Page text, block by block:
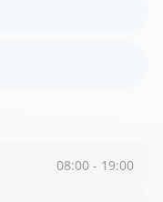
08:00 - 19:00